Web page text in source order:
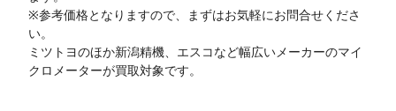
※参考価格となりますので、まずはお気軽にお問合せくださ
い。
ミツトヨのほか新潟精機、エスコなど幅広いメーカーのマイ
クロメーターが買取対象です。